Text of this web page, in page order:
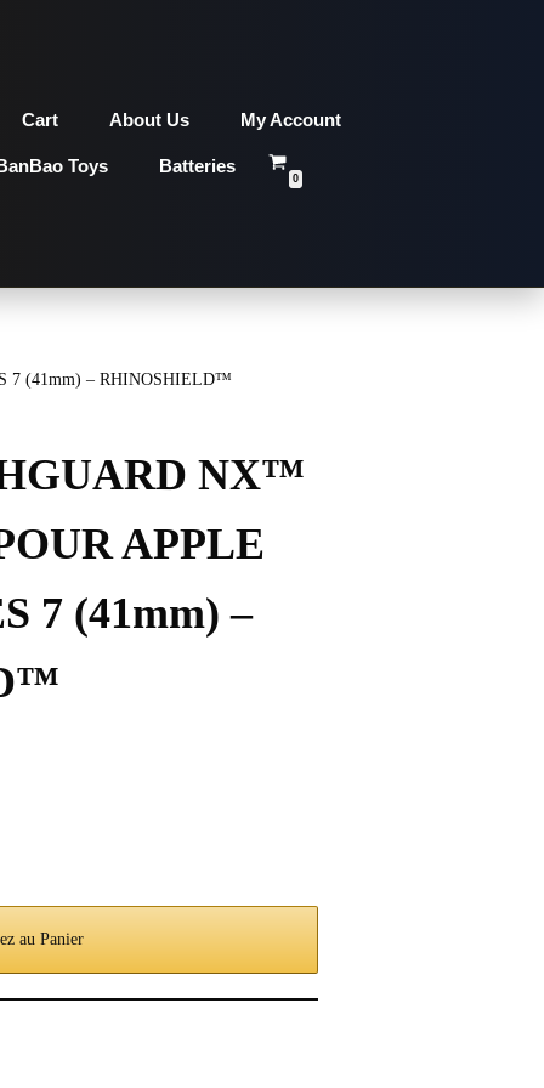
Cart About Us My Account
Toys Batteries
0
7 (41mm) – RHINOSHIELD™
NX™
APPLE
7 (41mm) –
au Panier